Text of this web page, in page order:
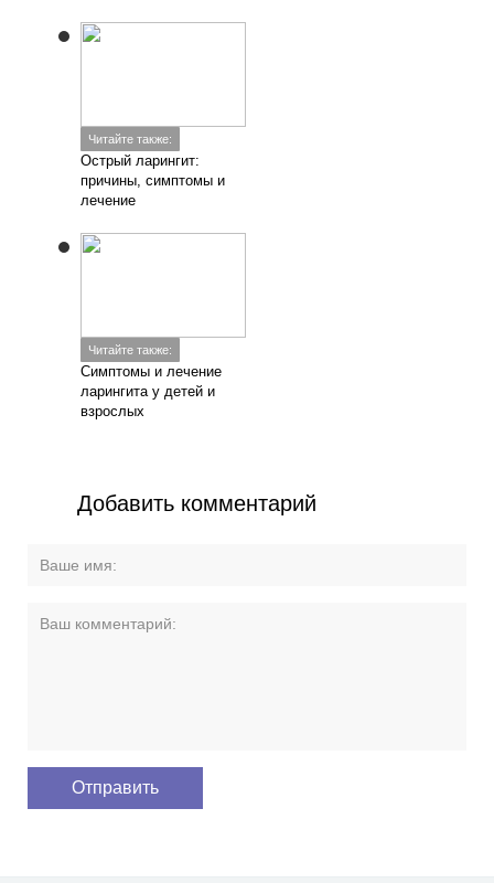
Читайте также:
Острый ларингит:
причины, симптомы и
лечение
Читайте также:
Симптомы и лечение
ларингита у детей и
взрослых
Добавить комментарий